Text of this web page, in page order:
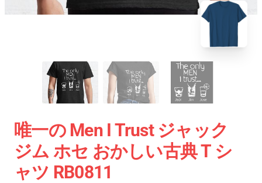
唯一の Men I Trust ジャック
ジム ホセ おかしい古典 T シ
ャツ RB0811